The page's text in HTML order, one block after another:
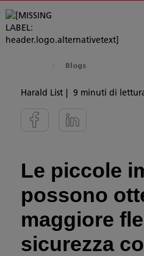
Blogs
Harald List 9 minuti di
Le piccole
possono
maggiore
sicurezza